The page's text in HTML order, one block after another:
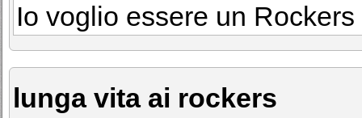
Io voglio essere un Rockers
lunga vita ai rockers